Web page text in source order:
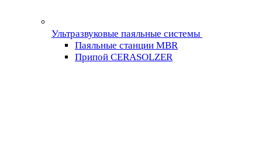
Ультразвуковые паяльные системы
Паяльные станции MBR
Припой CERASOLZER